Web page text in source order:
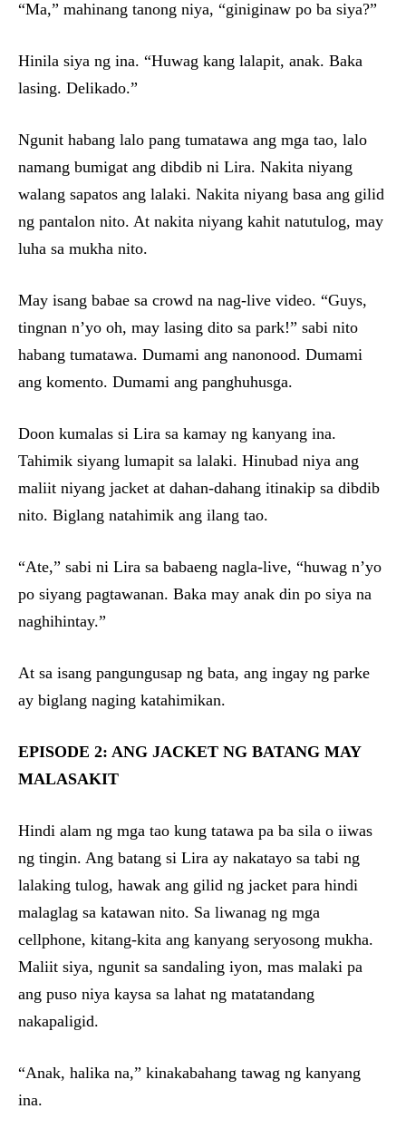
“Ma,” mahinang tanong niya, “giniginaw po ba siya?”
Hinila siya ng ina. “Huwag kang lalapit, anak. Baka
lasing. Delikado.”
Ngunit habang lalo pang tumatawa ang mga tao, lalo
namang bumigat ang dibdib ni Lira. Nakita niyang
walang sapatos ang lalaki. Nakita niyang basa ang gilid
ng pantalon nito. At nakita niyang kahit natutulog, may
luha sa mukha nito.
May isang babae sa crowd na nag-live video. “Guys,
tingnan n’yo oh, may lasing dito sa park!” sabi nito
habang tumatawa. Dumami ang nanonood. Dumami
ang komento. Dumami ang panghuhusga.
Doon kumalas si Lira sa kamay ng kanyang ina.
Tahimik siyang lumapit sa lalaki. Hinubad niya ang
maliit niyang jacket at dahan-dahang itinakip sa dibdib
nito. Biglang natahimik ang ilang tao.
“Ate,” sabi ni Lira sa babaeng nagla-live, “huwag n’yo
po siyang pagtawanan. Baka may anak din po siya na
naghihintay.”
At sa isang pangungusap ng bata, ang ingay ng parke
ay biglang naging katahimikan.
EPISODE 2: ANG JACKET NG BATANG MAY
MALASAKIT
Hindi alam ng mga tao kung tatawa pa ba sila o iiwas
ng tingin. Ang batang si Lira ay nakatayo sa tabi ng
lalaking tulog, hawak ang gilid ng jacket para hindi
malaglag sa katawan nito. Sa liwanag ng mga
cellphone, kitang-kita ang kanyang seryosong mukha.
Maliit siya, ngunit sa sandaling iyon, mas malaki pa
ang puso niya kaysa sa lahat ng matatandang
nakapaligid.
“Anak, halika na,” kinakabahang tawag ng kanyang
ina.